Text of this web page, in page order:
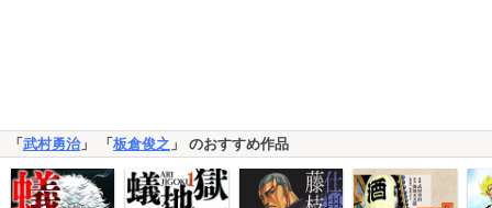
「 武村勇治」 「 板倉俊之 」 のおすすめ作品